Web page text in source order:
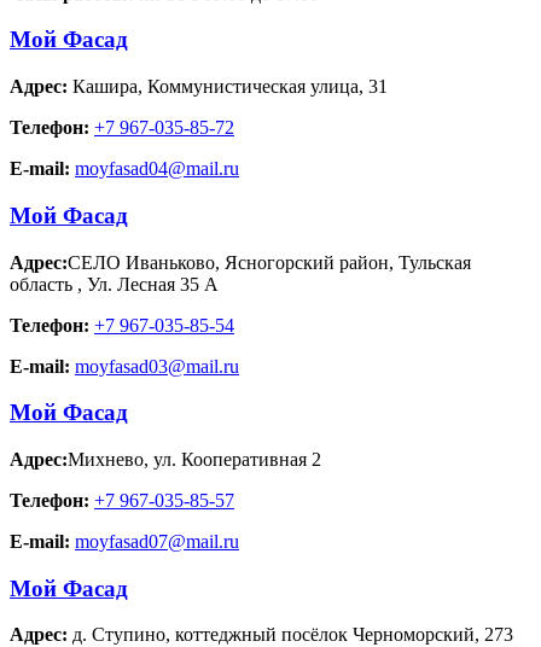
Мой Фасад
Адрес: Кашира, Коммунистическая улица, 31
Телефон: +7 967-035-85-72
E-mail: moyfasad04@mail.ru
Мой Фасад
Адрес:СЕЛО Иваньково, Ясногорский район, Тульская
область , Ул. Лесная 35 А
Телефон: +7 967-035-85-54
E-mail: moyfasad03@mail.ru
Мой Фасад
Адрес:Михнево, ул. Кооперативная 2
Телефон: +7 967-035-85-57
E-mail: moyfasad07@mail.ru
Мой Фасад
Адрес: д. Ступино, коттеджный посёлок Черноморский, 273